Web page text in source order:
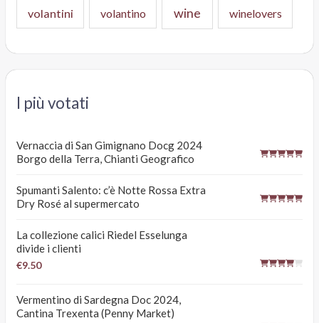
volantini volantino wine winelovers
I più votati
Vernaccia di San Gimignano Docg 2024
Borgo della Terra, Chianti Geografico
Spumanti Salento: c’è Notte Rossa Extra
Dry Rosé al supermercato
La collezione calici Riedel Esselunga
divide i clienti
€9.50
Vermentino di Sardegna Doc 2024,
Cantina Trexenta (Penny Market)